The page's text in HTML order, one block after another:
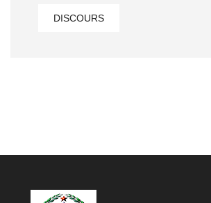
DISCOURS